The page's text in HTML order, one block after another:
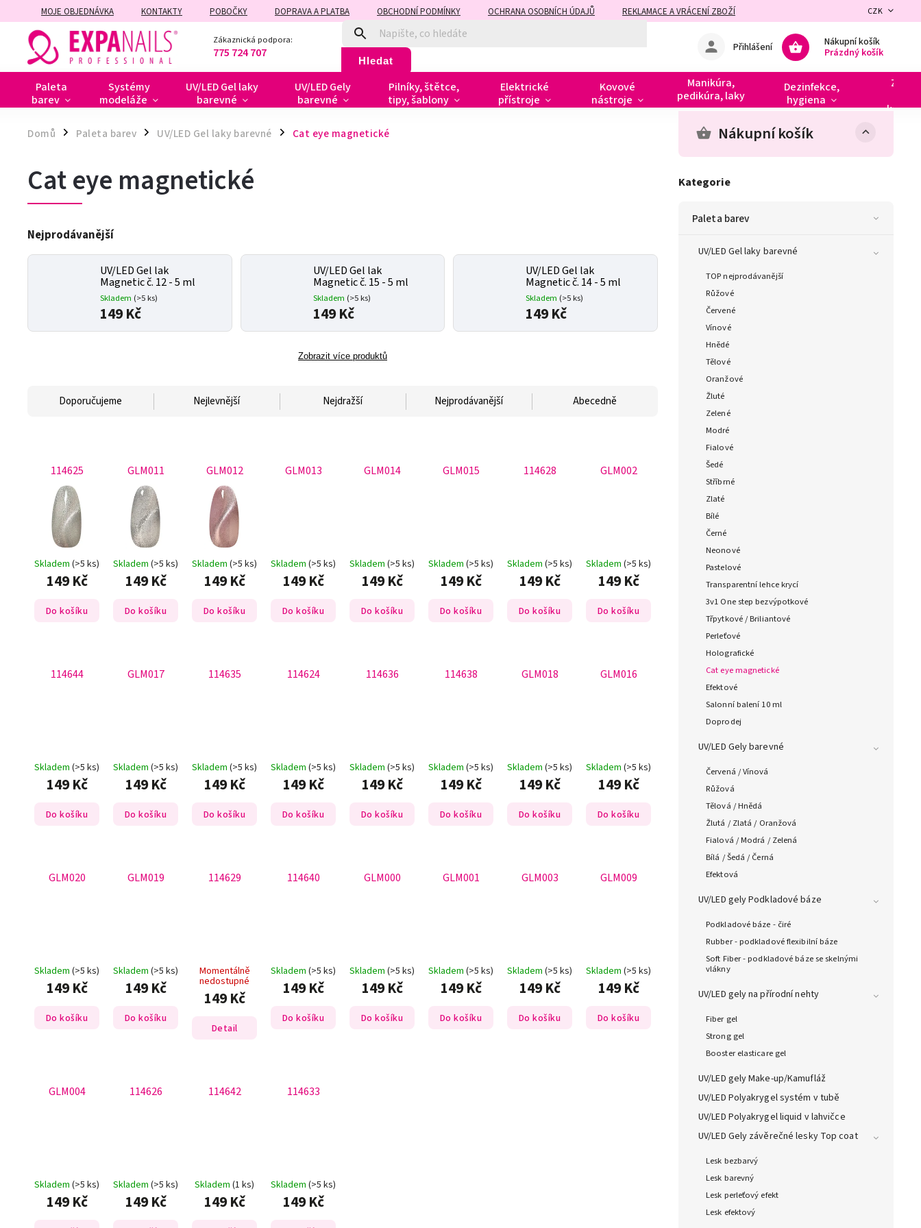
MOJE OBJEDNÁVKA KONTAKTY POBOČKY DOPRAVA A PLATBA OBCHODNÍ PODMÍNKY OCHRANA OSOBNÍCH ÚDAJŮ
REKLAMACE A VRÁCENÍ ZBOŽÍ
ZÁRUČNÍ A POZÁRUČNÍ OPRAVY
CZK
Zákaznická podpora:
775 724 707 Hledat
Nákupní košík
Prázdný košík
Přihlášení
Paleta
barev
Systémy
modeláže
UV/LED Gel laky
barevné
UV/LED Gely
barevné
Pilníky, štětce,
tipy, šablony
Elektrické
přístroje
Kovové
nástroje
Manikúra,
pedikúra, laky
Dezinfekce,
hygiena
Domů / Paleta barev / UV/LED Gel laky barevné / Cat eye magnetické Nákupní košík
Kategorie
Paleta barev
UV/LED Gel laky barevné
TOP nejprodávanější
Růžové
Červené
Vínové
Hnědé
Tělové
Oranžové
Žluté
Zelené
Modré
Fialové
Šedé
Stříbrné
Zlaté
Bílé
Černé
Neonové
Pastelové
Transparentní lehce krycí
3v1 One step bezvýpotkové
Třpytkové / Briliantové
Perleťové
Holografické
Cat eye magnetické
Efektové
Salonní balení 10 ml
Doprodej
UV/LED Gely barevné
Červená / Vínová
Růžová
Tělová / Hnědá
Žlutá / Zlatá / Oranžová
Fialová / Modrá / Zelená
Bílá / Šedá / Černá
Efektová
UV/LED gely Podkladové báze
Podkladové báze - čiré
Rubber - podkladové flexibilní báze
Soft Fiber - podkladové báze se skelnými
vlákny
UV/LED gely na přírodní nehty
Fiber gel
Strong gel
Booster elasticare gel
UV/LED gely Make-up/Kamufláž
UV/LED Polyakrygel systém v tubě
UV/LED Polyakrygel liquid v lahvičce
UV/LED Gely závěrečné lesky Top coat
Lesk bezbarvý
Lesk barevný
Lesk perleťový efekt
Lesk efektový
Cat eye magnetické
Nejprodávanější
UV/LED Gel lak
Magnetic č. 12 - 5 ml
Skladem (>5 ks)
149 Kč
UV/LED Gel lak
Magnetic č. 15 - 5 ml
Skladem (>5 ks)
149 Kč
UV/LED Gel lak
Magnetic č. 14 - 5 ml
Skladem (>5 ks)
149 Kč
Zobrazit více produktů
Doporučujeme Nejlevnější Nejdražší Nejprodávanější Abecedně
Skladem (>5 ks)
149 Kč
Do košíku
114625
Skladem (>5 ks)
149 Kč
Do košíku
GLM011
Skladem (>5 ks)
149 Kč
Do košíku
GLM012
Skladem (>5 ks)
149 Kč
Do košíku
GLM013
Skladem (>5 ks)
149 Kč
Do košíku
GLM014
Skladem (>5 ks)
149 Kč
Do košíku
GLM015
Skladem (>5 ks)
149 Kč
Do košíku
114628
Skladem (>5 ks)
149 Kč
Do košíku
GLM002
Skladem (>5 ks)
149 Kč
Do košíku
114644
Skladem (>5 ks)
149 Kč
Do košíku
GLM017
Skladem (>5 ks)
149 Kč
Do košíku
114635
Skladem (>5 ks)
149 Kč
Do košíku
114624
Skladem (>5 ks)
149 Kč
Do košíku
114636
Skladem (>5 ks)
149 Kč
Do košíku
114638
Skladem (>5 ks)
149 Kč
Do košíku
GLM018
Skladem (>5 ks)
149 Kč
Do košíku
GLM016
Skladem (>5 ks)
149 Kč
Do košíku
GLM020
Skladem (>5 ks)
149 Kč
Do košíku
GLM019
Momentálně
nedostupné
149 Kč
Detail
114629
Skladem (>5 ks)
149 Kč
Do košíku
114640
Skladem (>5 ks)
149 Kč
Do košíku
GLM000
Skladem (>5 ks)
149 Kč
Do košíku
GLM001
Skladem (>5 ks)
149 Kč
Do košíku
GLM003
Skladem (>5 ks)
149 Kč
Do košíku
GLM009
Skladem (>5 ks)
149 Kč
GLM004
Skladem (>5 ks)
149 Kč
114626
Skladem (1 ks)
149 Kč
114642
Skladem (>5 ks)
149 Kč
114633